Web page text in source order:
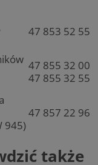
47 853 52 55
47 855 32 00
47 855 32 55
945)
47 857 22 96
także